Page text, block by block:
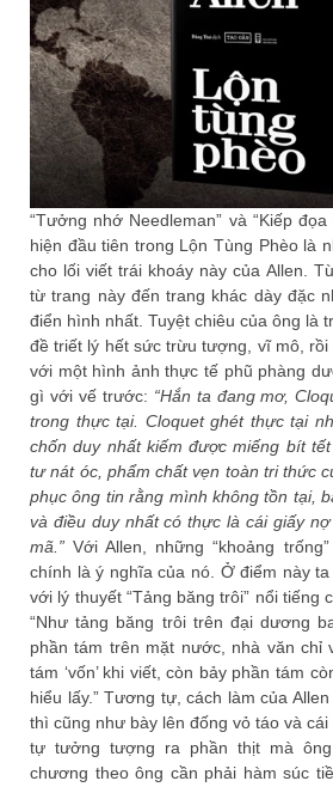
“Tưởng nhớ Needleman” và “Kiếp
hiện đầu tiên trong Lộn Tùng Phèo là
cho lối viết trái khoáy này của Allen.
từ trang này đến trang khác dày đặc
điển hình nhất. Tuyệt chiêu của ông là
đề triết lý hết sức trừu tượng, vĩ mô,
với một hình ảnh thực tế phũ phàng
gì với vế trước: “Hắn ta đang mơ,
trong thực tại. Cloquet ghét thực tại
chốn duy nhất kiếm được miếng bít tết
tư nát óc, phẩm chất vẹn toàn tri thức
phục ông tin rằng mình không tồn tại,
và điều duy nhất có thực là cái giấy
mã.” Với Allen, những “khoảng
chính là ý nghĩa của nó. Ở điểm này
với lý thuyết “Tảng băng trôi” nổi tiếng
“Như tảng băng trôi trên đại dương
phần tám trên mặt nước, nhà văn chỉ
tám ‘vốn’ khi viết, còn bảy phần tám
hiểu lấy.” Tương tự, cách làm của
thì cũng như bày lên đống vỏ táo và
tự tưởng tượng ra phần thịt mà
chương theo ông cần phải hàm súc